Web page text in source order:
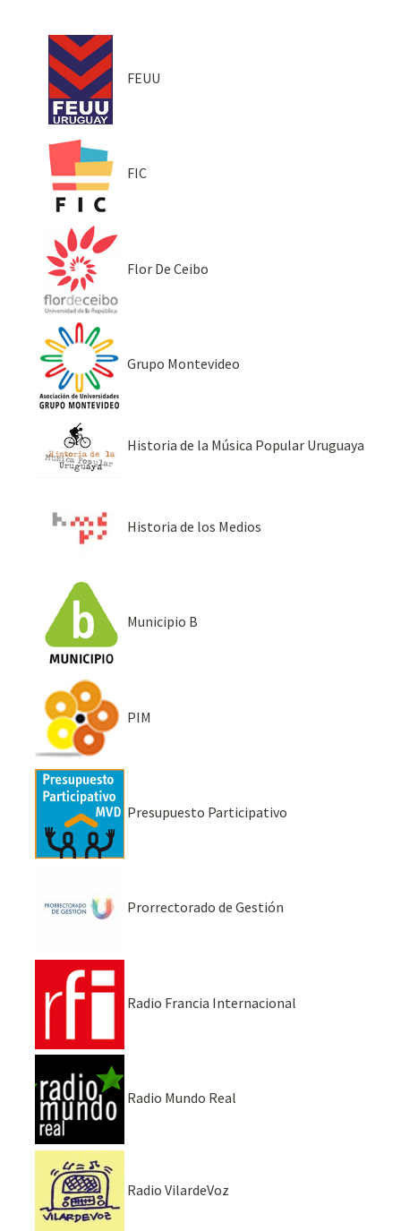
FEUU
FIC
Flor De Ceibo
Grupo Montevideo
Historia de la Música Popular Uruguaya
Historia de los Medios
Municipio B
PIM
Presupuesto Participativo
Prorrectorado de Gestión
Radio Francia Internacional
Radio Mundo Real
Radio VilardeVoz